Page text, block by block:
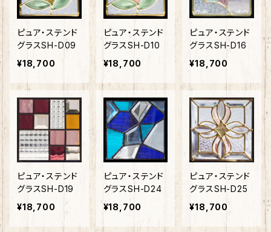
ピュア・ステンド
グラスSH-D09
¥18,700
ピュア・ステンド
グラスSH-D10
¥18,700
ピュア・ステンド
グラスSH-D16
¥18,700
ピュア・ステンド
グラスSH-D19
¥18,700
ピュア・ステンド
グラスSH-D24
¥18,700
ピュア・ステンド
グラスSH-D25
¥18,700